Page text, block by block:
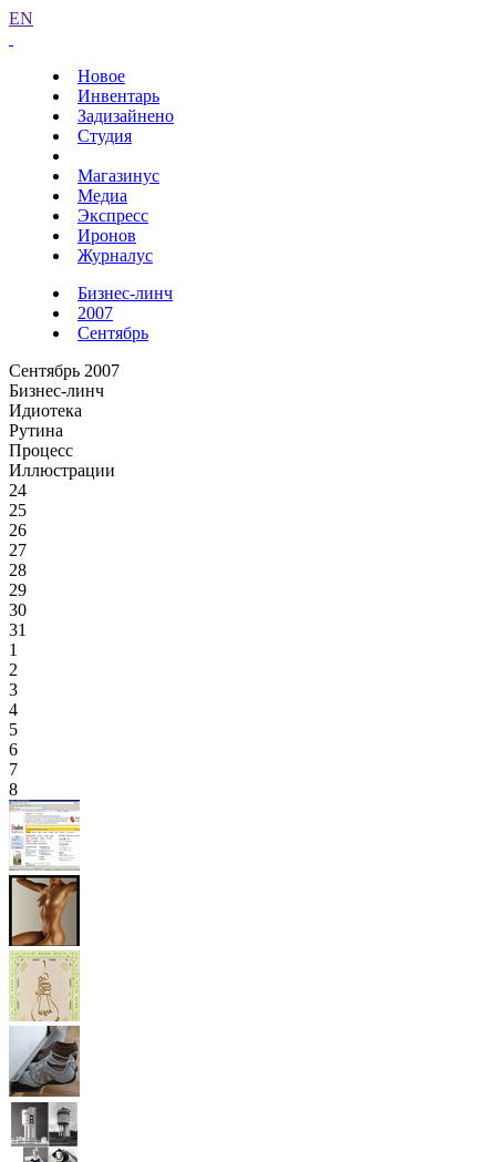
EN
Новое
Инвентарь
Задизайнено
Студия
Магазинус
Медиа
Экспресс
Иронов
Журналус
Бизнес-линч
2007
Сентябрь
Сентябрь 2007
Бизнес-линч
Идиотека
Рутина
Процесс
Иллюстрации
24
25
26
27
28
29
30
31
1
2
3
4
5
6
7
8